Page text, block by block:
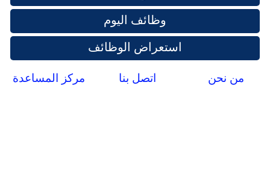
وظائف اليوم
استعراض الوظائف
من نحن اتصل بنا مركز المساعدة